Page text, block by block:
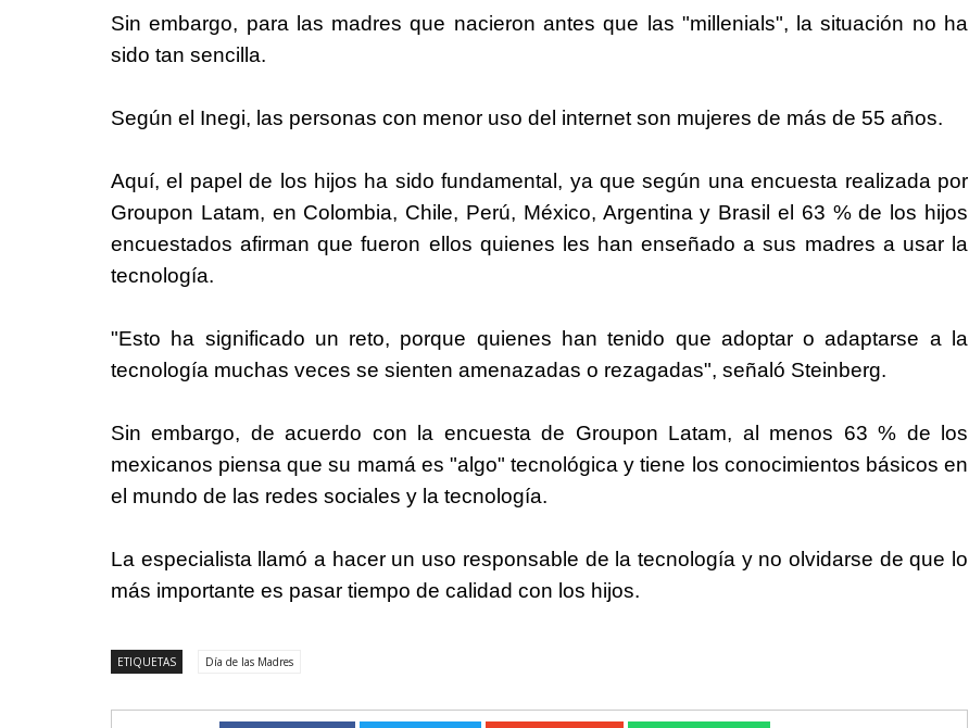
Sin embargo, para las madres que nacieron antes que las "millenials", la situación no ha
sido tan sencilla.
Según el Inegi, las personas con menor uso del internet son mujeres de más de 55 años.
Aquí, el papel de los hijos ha sido fundamental, ya que según una encuesta realizada por
Groupon Latam, en Colombia, Chile, Perú, México, Argentina y Brasil el 63 % de los hijos
encuestados afirman que fueron ellos quienes les han enseñado a sus madres a usar la
tecnología.
"Esto ha significado un reto, porque quienes han tenido que adoptar o adaptarse a la
tecnología muchas veces se sienten amenazadas o rezagadas", señaló Steinberg.
Sin embargo, de acuerdo con la encuesta de Groupon Latam, al menos 63 % de los
mexicanos piensa que su mamá es "algo" tecnológica y tiene los conocimientos básicos en
el mundo de las redes sociales y la tecnología.
La especialista llamó a hacer un uso responsable de la tecnología y no olvidarse de que lo
más importante es pasar tiempo de calidad con los hijos.
ETIQUETAS Día de las Madres